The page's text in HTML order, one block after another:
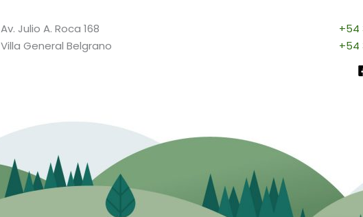
Av. Julio A. Roca 168
Villa General Belgrano
+54
+54